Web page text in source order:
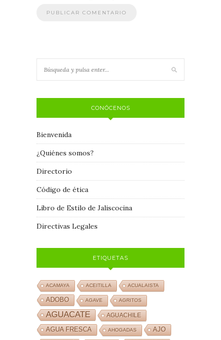
CONÓCENOS
Bienvenida
¿Quiénes somos?
Directorio
Código de ética
Libro de Estilo de Jaliscocina
Directivas Legales
ETIQUETAS
ACAMAYA ACEITILLA ACUALAISTA
ADOBO AGAVE AGRITOS
AGUACATE AGUACHILE
AGUA FRESCA AHOGADAS AJO